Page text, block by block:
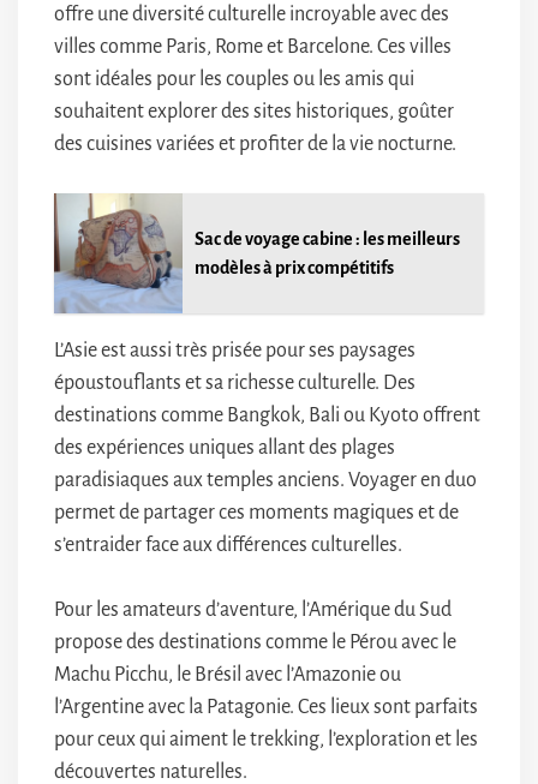
offre une diversité culturelle incroyable avec des
villes comme Paris, Rome et Barcelone. Ces villes
sont idéales pour les couples ou les amis qui
souhaitent explorer des sites historiques, goûter
des cuisines variées et profiter de la vie nocturne.
Sac de voyage cabine : les meilleurs
modèles à prix compétitifs
L’Asie est aussi très prisée pour ses paysages
époustouflants et sa richesse culturelle. Des
destinations comme Bangkok, Bali ou Kyoto offrent
des expériences uniques allant des plages
paradisiaques aux temples anciens. Voyager en duo
permet de partager ces moments magiques et de
s’entraider face aux différences culturelles.
Pour les amateurs d’aventure, l’Amérique du Sud
propose des destinations comme le Pérou avec le
Machu Picchu, le Brésil avec l’Amazonie ou
l’Argentine avec la Patagonie. Ces lieux sont parfaits
pour ceux qui aiment le trekking, l’exploration et les
découvertes naturelles.